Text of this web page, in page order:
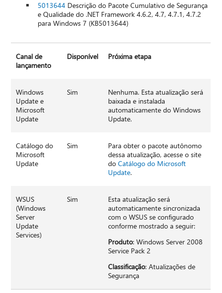
5013644 Descrição do Pacote Cumulativo de Segurança
e Qualidade do .NET Framework 4.6.2, 4.7, 4.7.1, 4.7.2
para Windows 7 (KB5013644)
Canal de
lançamento
Disponível Próxima etapa
Windows
Update e
Microsoft
Update
Sim
Nenhuma. Esta atualização será
baixada e instalada
automaticamente do Windows
Update.
Catálogo do
Microsoft
Update
Sim
Para obter o pacote autônomo
dessa atualização, acesse o site
doCatálogo do Microsoft
Update.
WSUS
(Windows
Server
Update
Services)
Sim
Esta atualização será
automaticamente sincronizada
com o WSUS se configurado
conforme mostrado a seguir:
Produto: Windows Server 2008
Service Pack 2
Classificação: Atualizações de
Segurança